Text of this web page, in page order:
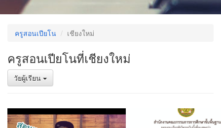
ครูสอนเปียโน เชียงใหม่
ครูสอนเปียโนที่เชียงใหม่
วัยผู้เรียน